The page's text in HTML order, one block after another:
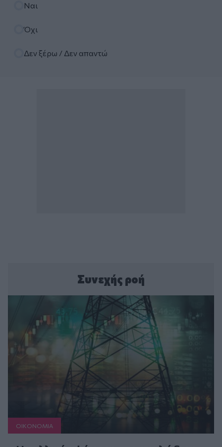
Ναι
Όχι
Δεν ξέρω / Δεν απαντώ
Συνεχής ροή
ΟΙΚΟΝΟΜΙΑ